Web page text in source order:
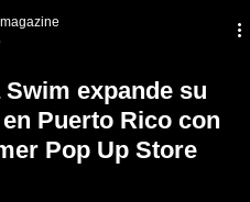
Swim expande su
Puerto Rico con
Pop Up Store